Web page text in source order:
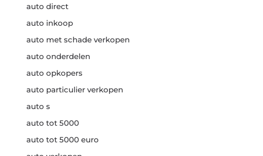
auto direct
auto inkoop
auto met schade verkopen
auto onderdelen
auto opkopers
auto particulier verkopen
auto s
auto tot 5000
auto tot 5000 euro